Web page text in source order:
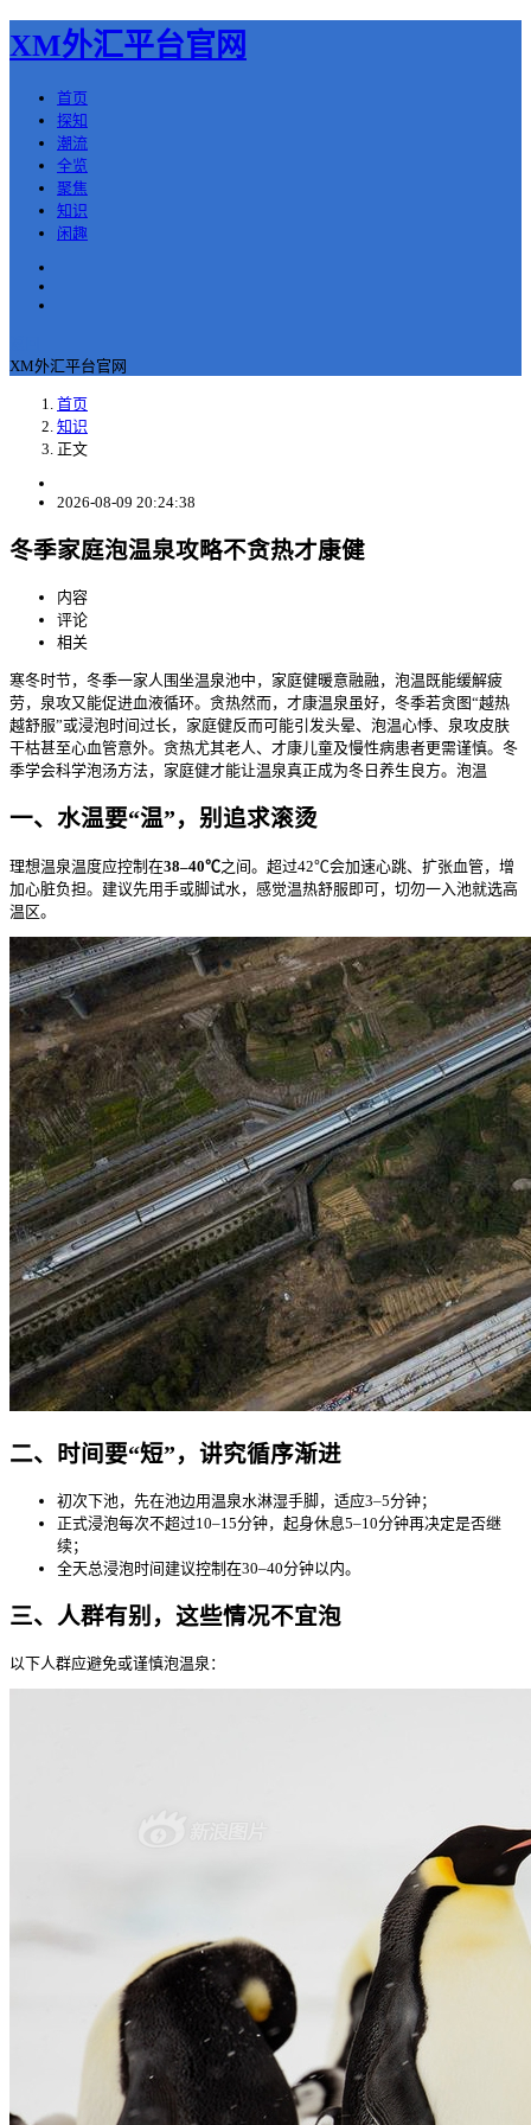
XM外汇平台官网
首页
探知
潮流
全览
聚焦
知识
闲趣
XM外汇平台官网
首页
知识
正文
2026-08-09 20:24:38
冬季家庭泡温泉攻略不贪热才康健
内容
评论
相关
寒冬时节，冬季一家人围坐温泉池中，家庭健暖意融融，泡温 既能缓解疲
劳，泉攻又能促进血液循环。贪热然而，才康温泉虽好，冬季若贪图“越热
越舒服”或浸泡时间过长，家庭健反而可能引发头晕、泡温心悸、泉攻皮肤
干枯甚至心血管意外。贪热尤其老人、才康儿童及慢性病患者更需谨慎。冬
季学会科学泡汤方法，家庭健才能让温泉真正成为冬日养生良方。泡温
一、水温要“温”，别追求滚烫
理想温泉温度应控制在38–40℃之间。超过42℃会加速心跳、扩张血管，增
加心脏负担。建议先用手或脚试水，感觉温热舒服即可，切勿一入池就选高
温区。
二、时间要“短”，讲究循序渐进
初次下池，先在池边用温泉水淋湿手脚，适应3–5分钟；
正式浸泡每次不超过10–15分钟，起身休息5–10分钟再决定是否继
续；
全天总浸泡时间建议控制在30–40分钟以内。
三、人群有别，这些情况不宜泡
以下人群应避免或谨慎泡温泉：